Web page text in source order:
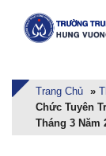
Trang Chủ »
Chức Tuyên
Tháng 3 Năm